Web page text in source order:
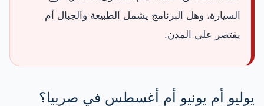
السيارة، وهل البرنامج يشمل الطبيعة والجبال أم
يقتصر على المدن.
يوليو أم يونيو أم أغسطس في صربيا؟